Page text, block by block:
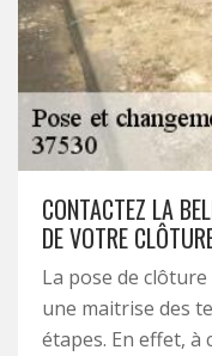
CONTACTEZ LA
DE VOTRE
La pose de
une maitrise des
étapes. En effet,